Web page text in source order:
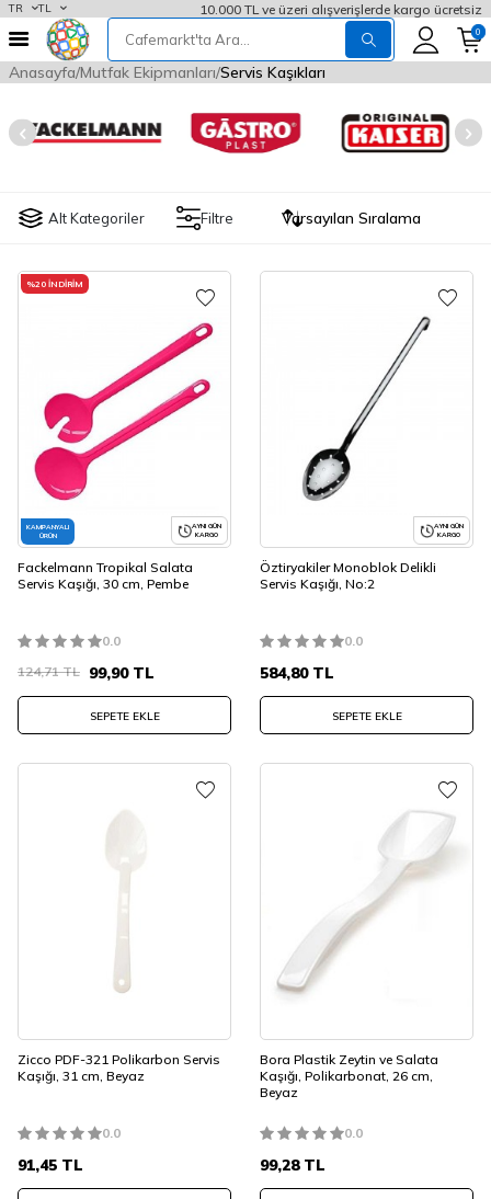
TR TL 10.000 TL ve üzeri alışverişlerde kargo ücretsiz
0
Anasayfa Mutfak Ekipmanları Servis Kaşıkları
Alt Kategoriler Filtre
%20 İNDIRIM
KAMPANYALI
ÜRÜN
AYNI GÜN
KARGO
Fackelmann Tropikal Salata
Servis Kaşığı, 30 cm, Pembe
0.0
124,71TL 99,90TL
SEPETE EKLE
AYNI GÜN
KARGO
Öztiryakiler Monoblok Delikli
Servis Kaşığı, No:2
0.0
584,80TL
SEPETE EKLE
Zicco PDF-321 Polikarbon Servis
Kaşığı, 31 cm, Beyaz
0.0
91,45 TL
Bora Plastik Zeytin ve Salata
Kaşığı, Polikarbonat, 26 cm,
Beyaz
0.0
99,28TL